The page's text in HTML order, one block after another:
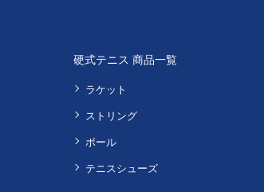
硬式テニス 商品一覧
ラケット
ストリング
ボール
テニスシューズ